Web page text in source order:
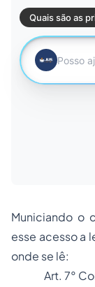
Municiando o
esse acesso a
onde se lê:
Art. 7°